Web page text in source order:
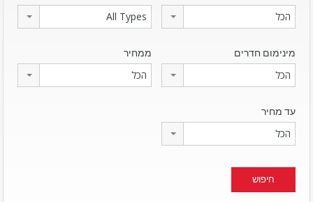
הכל All Types
מינימום חדרים
הכל
ממחיר
הכל
עד מחיר
הכל